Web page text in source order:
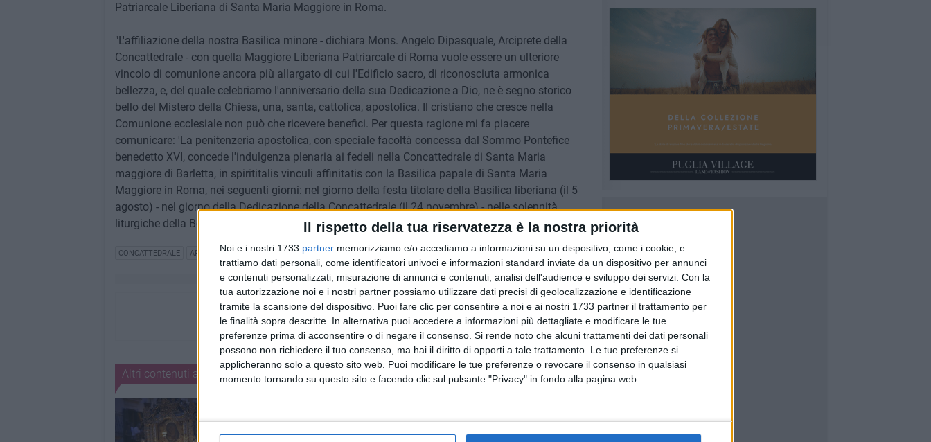
Il rispetto della tua riservatezza è la nostra priorità
Noi e i nostri 1733 partner memorizziamo e/o accediamo a informazioni su un dispositivo, come i cookie, e
trattiamo dati personali, come identificatori univoci e informazioni standard inviate da un dispositivo per annunci
e contenuti personalizzati, misurazione di annunci e contenuti, analisi dell'audience e sviluppo dei servizi. Con la
tua autorizzazione noi e i nostri partner possiamo utilizzare dati precisi di geolocalizzazione e identificazione
tramite la scansione del dispositivo. Puoi fare clic per consentire a noi e ai nostri 1733 partner il trattamento per
le finalità sopra descritte. In alternativa puoi accedere a informazioni più dettagliate e modificare le tue
preferenze prima di acconsentire o di negare il consenso. Si rende noto che alcuni trattamenti dei dati personali
possono non richiedere il tuo consenso, ma hai il diritto di opporti a tale trattamento. Le tue preferenze si
applicheranno solo a questo sito web. Puoi modificare le tue preferenze o revocare il consenso in qualsiasi
momento tornando su questo sito e facendo clic sul pulsante "Privacy" in fondo alla pagina web.
Patriarcale Liberiana di Santa Maria Maggiore in Roma.
"L'affiliazione della nostra Basilica minore - dichiara Mons. Angelo Dipasquale, Arciprete della
Concattedrale - con quella Maggiore Liberiana Patriarcale di Roma vuole essere un ulteriore
vincolo di comunione ancora più allargato di cui l'Edificio sacro, di riconosciuta armonica
bellezza, e, del quale celebriamo l'anniversario della sua Dedicazione a Dio, ne è segno storico
bello del Mistero della Chiesa, una, santa, cattolica, apostolica. Il cristiano che cresce nella
Comunione ecclesiale non può che ricevere benefici. Per questa ragione mi fa piacere
comunicare: 'La penitenzeria apostolica, con speciale facoltà concessa dal Sommo Pontefice
benedetto XVI, concede l'indulgenza plenaria ai fedeli nella Concattedrale di Santa Maria
maggiore di Barletta, in spirititalis vinculi affinitatis con la Basilica papale di Santa Maria
Maggiore in Roma, nei seguenti giorni: nel giorno della festa titolare della Basilica liberiana (il 5
agosto) - nel giorno della Dedicazione della Concattedrale (il 24 novembre) - nelle solennità
liturgiche della Beata Vergine Maria
CONCATTEDRALE ARCIVESCOVO GIAMBATTISTA PICHIERRI SANTA MARIA MAGGIORE
Altri contenuti a tema